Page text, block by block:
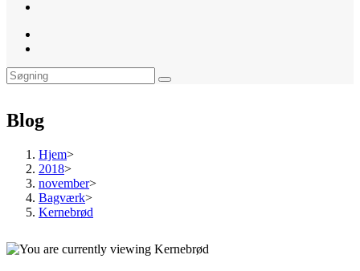
Blog
Hjem>
2018>
november>
Bagværk>
Kernebrød